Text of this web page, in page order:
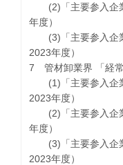
(2)「主要参入企
年度）
(3)「主要参入企業
2023年度）
7 管材卸業界 「経
(1)「主要参入企業
2023年度）
(2)「主要参入企
年度）
(3)「主要参入企業
2023年度）